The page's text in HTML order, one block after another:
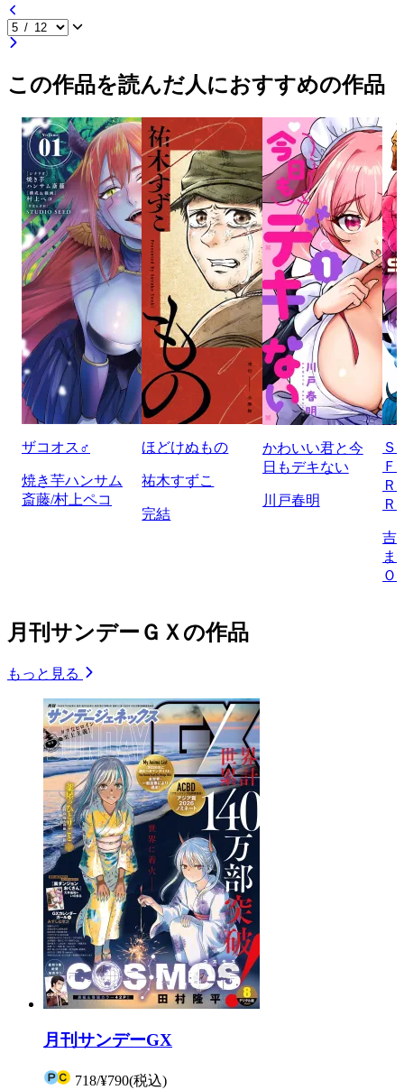
この作品を読んだ人におすすめの作品
ザコオス♂
焼き芋ハンサム
斎藤/村上ペコ
ほどけぬもの
祐木すずこ
完結
かわいい君と今
日もデキない
川戸春明
Ｆ
Ｒ
吉
ま
Ｏ
月刊サンデーＧＸの作品
もっと見る
月刊サンデーGX
718/¥790(税込)